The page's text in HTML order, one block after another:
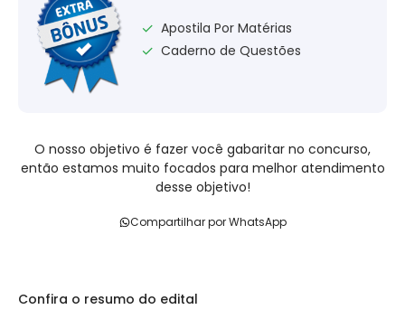
Confira o resumo do edital
✓ Apostila Por Matérias
✓ Caderno de Questões
O nosso objetivo é fazer você gabaritar no concurso,
então estamos muito focados para melhor atendimento
desse objetivo!
Compartilhar por WhatsApp